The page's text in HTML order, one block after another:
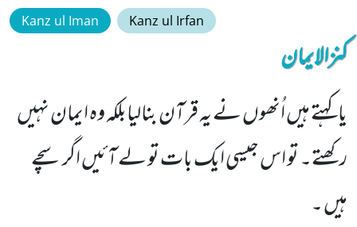
Kanz ul Iman Kanz ul Irfan
کنزالایمان
یا کہتے ہیں اُنھوں نے یہ قرآن بنالیابلکہ وہ ایمان نہیں
رکھتے۔ تو اس جیسی ایک بات تو لے آئیں اگر سچے
ہیں ۔